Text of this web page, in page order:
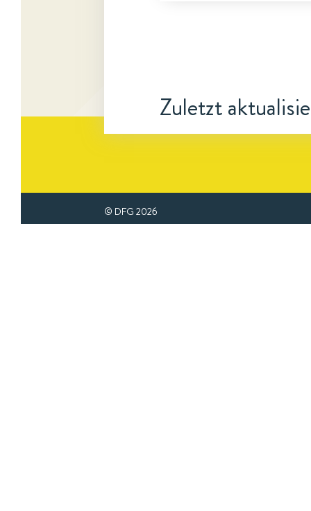
Zuletzt
© DFG 2026